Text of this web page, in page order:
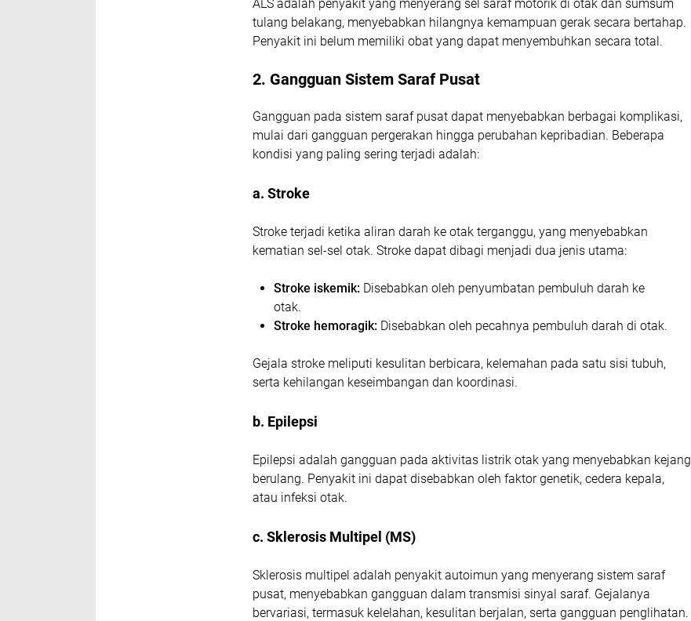
ALS adalah penyakit yang menyerang sel saraf motorik di otak dan sumsum
tulang belakang, menyebabkan hilangnya kemampuan gerak secara bertahap.
Penyakit ini belum memiliki obat yang dapat menyembuhkan secara total.
2. Gangguan Sistem Saraf Pusat
Gangguan pada sistem saraf pusat dapat menyebabkan berbagai komplikasi,
mulai dari gangguan pergerakan hingga perubahan kepribadian. Beberapa
kondisi yang paling sering terjadi adalah:
a. Stroke
Stroke terjadi ketika aliran darah ke otak terganggu, yang menyebabkan
kematian sel-sel otak. Stroke dapat dibagi menjadi dua jenis utama:
Stroke iskemik: Disebabkan oleh penyumbatan pembuluh darah ke
otak.
Stroke hemoragik: Disebabkan oleh pecahnya pembuluh darah di otak.
Gejala stroke meliputi kesulitan berbicara, kelemahan pada satu sisi tubuh,
serta kehilangan keseimbangan dan koordinasi.
b. Epilepsi
Epilepsi adalah gangguan pada aktivitas listrik otak yang menyebabkan kejang
berulang. Penyakit ini dapat disebabkan oleh faktor genetik, cedera kepala,
atau infeksi otak.
c. Sklerosis Multipel (MS)
Sklerosis multipel adalah penyakit autoimun yang menyerang sistem saraf
pusat, menyebabkan gangguan dalam transmisi sinyal saraf. Gejalanya
bervariasi, termasuk kelelahan, kesulitan berjalan, serta gangguan penglihatan.